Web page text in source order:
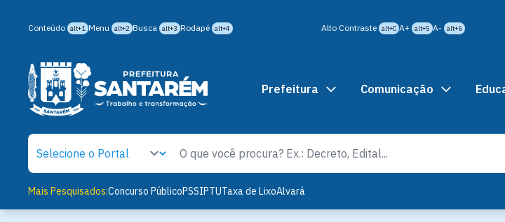
Conteúdo alt+1 Menu alt+2 Busca alt+3 Rodapé alt+4 Alto Contraste alt+C A+ alt+5 A- alt+6
Prefeitura Comunicação
Mais Pesquisados:Concurso PúblicoPSSIPTUTaxa de LixoAlvará